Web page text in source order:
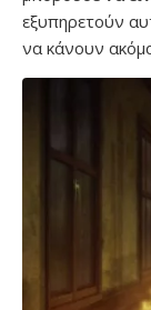
εξυπηρετούν
να κάνουν